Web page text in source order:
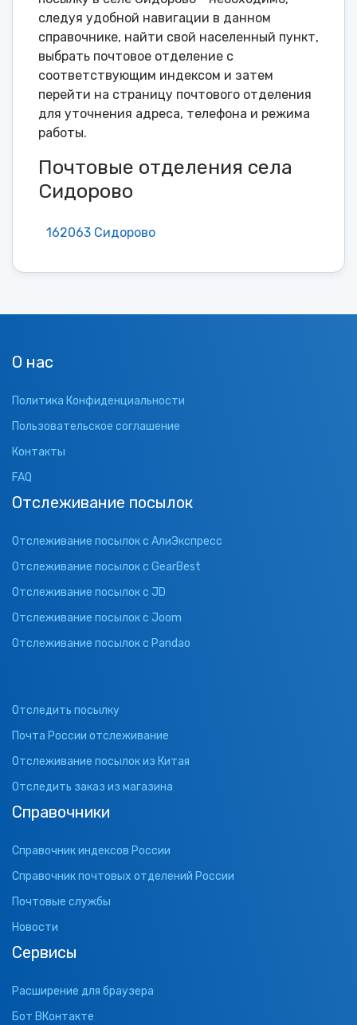
следуя удобной навигации в данном
справочнике, найти свой населенный пункт,
выбрать почтовое отделение с
соответствующим индексом и затем
перейти на страницу почтового отделения
для уточнения адреса, телефона и режима
работы.
Почтовые отделения села
Сидорово
162063 Сидорово
О нас
Политика Конфиденциальности
Пользовательское соглашение
Контакты
FAQ
Отслеживание посылок
Отслеживание посылок с АлиЭкспресс
Отслеживание посылок с GearBest
Отслеживание посылок с JD
Отслеживание посылок с Joom
Отслеживание посылок с Pandao
Отследить посылку
Почта России отслеживание
Отслеживание посылок из Китая
Отследить заказ из магазина
Справочники
Справочник индексов России
Справочник почтовых отделений России
Почтовые службы
Новости
Сервисы
Расширение для браузера
Бот ВКонтакте